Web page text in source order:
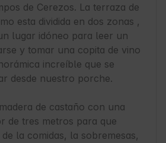
de Cerezos. La terraza de
esta dividida en dos zonas ,
lugar idóneo para leer un
y tomar una copita de vino
increíble que se
desde nuestro porche.
de castaño con una
de tres metros para que
la comidas, la sobremesas,